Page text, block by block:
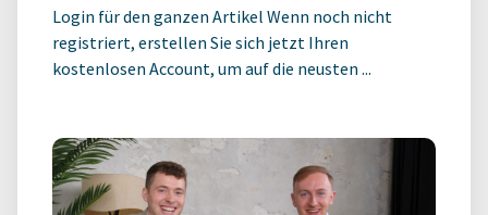
Login für den ganzen Artikel Wenn noch nicht
registriert, erstellen Sie sich jetzt Ihren
kostenlosen Account, um auf die neusten ...